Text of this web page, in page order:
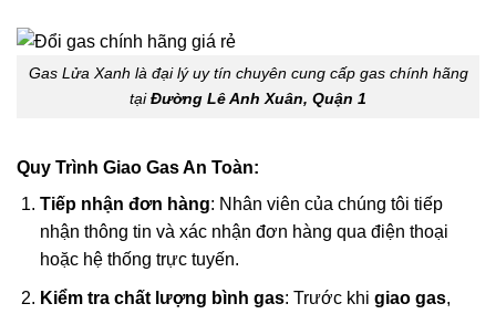
Gas Lửa Xanh là đại lý uy tín chuyên cung cấp gas chính hãng
tạiĐường Lê Anh Xuân, Quận 1
Quy Trình Giao Gas An Toàn:
Tiếp nhận đơn hàng: Nhân viên của chúng tôi tiếp
nhận thông tin và xác nhận đơn hàng qua điện thoại
hoặc hệ thống trực tuyến.
Kiểm tra chất lượng bình gas: Trước khi giao gas,